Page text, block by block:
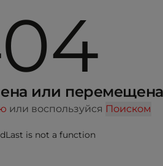
или перемещена
или воспользуйся Поиском
is not a function